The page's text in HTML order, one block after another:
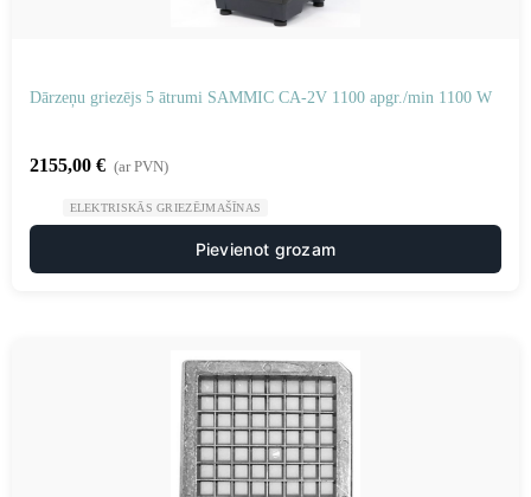
Dārzeņu griezējs 5 ātrumi SAMMIC CA-2V 1100 apgr./min 1100 W
2155,00 € (ar PVN)
ELEKTRISKĀS GRIEZĒJMAŠĪNAS
Pievienot grozam